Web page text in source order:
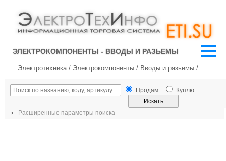
ЭЛЕКТРОКОМПОНЕНТЫ - ВВОДЫ И РАЗЬЕМЫ
Электротехника/ Электрокомпоненты / Вводы и разьемы /
Продам Куплю
Расширенные параметры поиска